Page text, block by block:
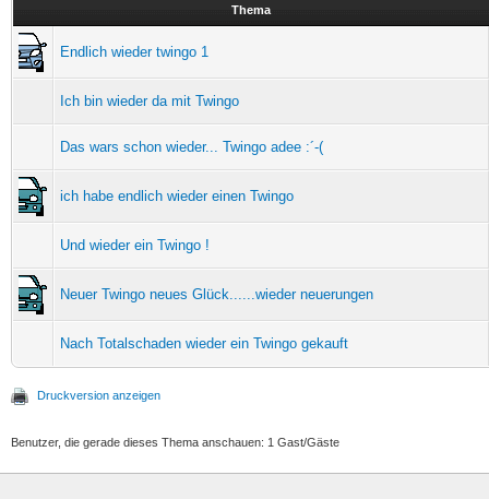
Thema
Endlich wieder twingo 1
Ich bin wieder da mit Twingo
Das wars schon wieder... Twingo adee :´-(
ich habe endlich wieder einen Twingo
Und wieder ein Twingo !
Neuer Twingo neues Glück......wieder neuerungen
Nach Totalschaden wieder ein Twingo gekauft
Druckversion anzeigen
Benutzer, die gerade dieses Thema anschauen: 1 Gast/Gäste